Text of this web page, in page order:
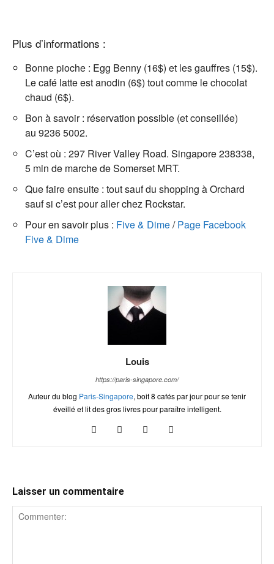
Plus d’informations :
Bonne pioche : Egg Benny (16$) et les gauffres (15$).
Le café latte est anodin (6$) tout comme le chocolat
chaud (6$).
Bon à savoir : réservation possible (et conseillée)
au 9236 5002.
C’est où : 297 River Valley Road. Singapore 238338,
5 min de marche de Somerset MRT.
Que faire ensuite : tout sauf du shopping à Orchard
sauf si c’est pour aller chez Rockstar.
Pour en savoir plus : Five & Dime/Page Facebook
Five & Dime
Louis
https://paris-singapore.com/
Auteur du blog Paris-Singapore, boit 8 cafés par jour pour se tenir
éveillé et lit des gros livres pour paraître intelligent.
Laisser un commentaire